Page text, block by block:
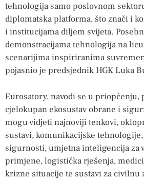
tehnologija samo poslovnom
diplomatska platforma, što znači i
i institucijama diljem svijeta.
demonstracijama tehnologija na
scenarijima inspiriranima
pojasnio je predsjednik HGK Luka
Eurosatory, navodi se u priopćenju,
cjelokupan ekosustav obrane i
mogu vidjeti najnoviji tenkovi,
sustavi, komunikacijske
sigurnosti, umjetna inteligencija za
primjene, logistička rješenja,
krizne situacije te sustavi za civilnu